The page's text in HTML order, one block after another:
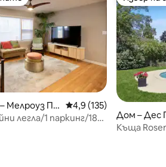
отзива
Мелроуз Па
Средна оценка: 4,9 от
4,9 (135)
легла/1 паркинг/18
Избор на
Дом – Дес
Къща